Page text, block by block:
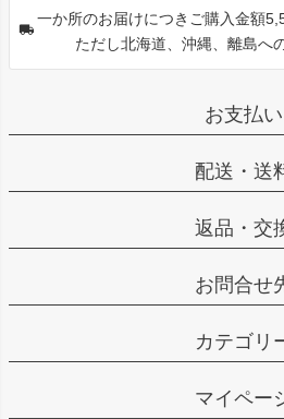
一か所のお届けにつきご購入金額
ただし北海道、沖縄、離島へ
お支払い
配送・送
返品・交
お問合せ
カテゴリ
マイペー